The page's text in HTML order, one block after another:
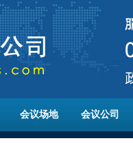
会议场地 会议公司